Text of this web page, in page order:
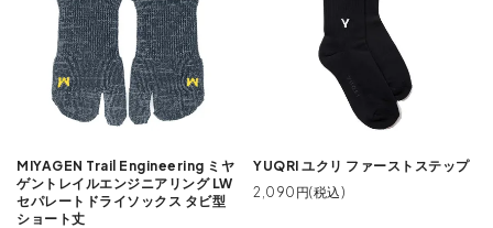
MIYAGEN Trail Engineering ミヤ
ゲントレイルエンジニアリング LW
セパレートドライソックス タビ型
ショート丈
YUQRI ユクリ ファーストステップ
2,090円(税込)